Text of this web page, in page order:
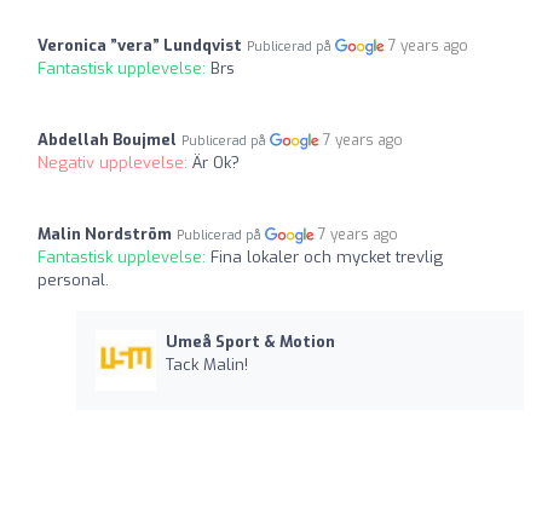
Veronica ”vera” Lundqvist Publicerad på 7 years ago
Fantastisk upplevelse: Brs
Abdellah Boujmel Publicerad på 7 years ago
Negativ upplevelse: Är Ok?
Malin Nordström Publicerad på 7 years ago
Fantastisk upplevelse: Fina lokaler och mycket trevlig
personal.
Umeå Sport & Motion
Tack Malin!